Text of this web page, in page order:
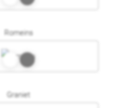
Romeins
Graniet